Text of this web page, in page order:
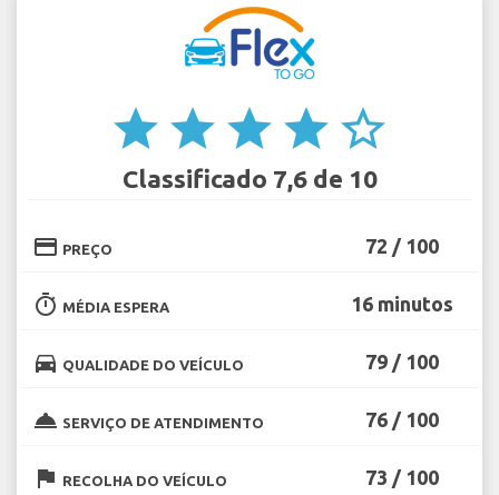
star star star star star_border
Classificado 7,6 de 10
credit_card PREÇO 72 / 100
timer MÉDIA ESPERA 16 minutos
directions_car QUALIDADE DO VEÍCULO 79 / 100
room_service SERVIÇO DE ATENDIMENTO 76 / 100
flag RECOLHA DO VEÍCULO 73 / 100